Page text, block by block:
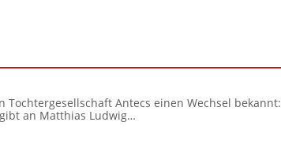
Antecs einen Wechsel bekannt:
an Matthias Ludwig…